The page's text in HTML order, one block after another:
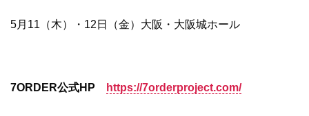
5月11（木）・12日（金）大阪・大阪城ホール
7ORDER公式HP https://7orderproject.com/